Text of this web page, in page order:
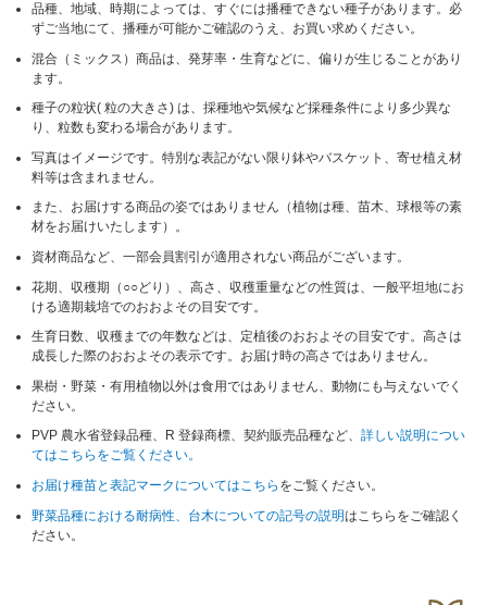
品種、地域、時期によっては、すぐには播種できない種子があります。必
ずご当地にて、播種が可能かご確認のうえ、お買い求めください。
混合（ミックス）商品は、発芽率・生育などに、偏りが生じることがあり
ます。
種子の粒状( 粒の大きさ) は、採種地や気候など採種条件により多少異な
り、粒数も変わる場合があります。
写真はイメージです。特別な表記がない限り鉢やバスケット、寄せ植え材
料等は含まれません。
また、お届けする商品の姿ではありません（植物は種、苗木、球根等の素
材をお届けいたします）。
資材商品など、一部会員割引が適用されない商品がございます。
花期、収穫期（○○どり）、高さ、収穫重量などの性質は、一般平坦地にお
ける適期栽培でのおおよその目安です。
生育日数、収穫までの年数などは、定植後のおおよその目安です。高さは
成長した際のおおよその表示です。お届け時の高さではありません。
果樹・野菜・有用植物以外は食用ではありません、動物にも与えないでく
ださい。
PVP 農水省登録品種、R 登録商標、契約販売品種など、詳しい説明につい
てはこちらをご覧ください。
お届け種苗と表記マークについてはこちら をご覧ください。
野菜品種における耐病性、台木についての記号の説明はこちらをご確認く
ださい。